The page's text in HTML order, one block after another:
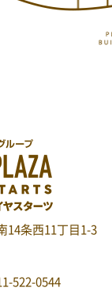
14条西11丁目1-3
522-0544